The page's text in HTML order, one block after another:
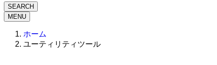
SEARCH
MENU
ホーム
ユーティリティツール